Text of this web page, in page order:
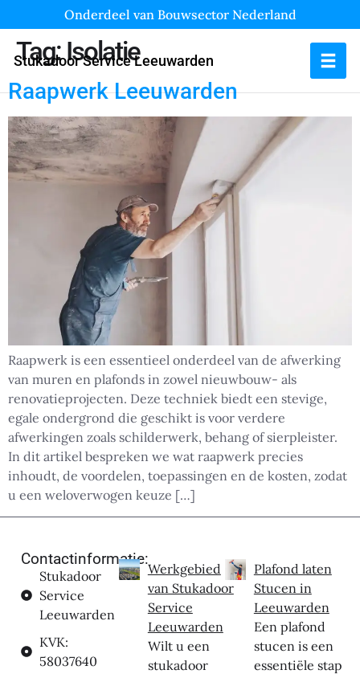
Onderdeel van Bouwsector Nederland
Stukadoor Service Leeuwarden
Tag:Isolatie
Raapwerk Leeuwarden
Raapwerk is een essentieel onderdeel van de afwerking
van muren en plafonds in zowel nieuwbouw- als
renovatieprojecten. Deze techniek biedt een stevige,
egale ondergrond die geschikt is voor verdere
afwerkingen zoals schilderwerk, behang of sierpleister.
In dit artikel bespreken we wat raapwerk precies
inhoudt, de voordelen, toepassingen en de kosten, zodat
u een weloverwogen keuze […]
Contactinformatie:
Stukadoor
Service
Leeuwarden
KVK:
58037640
Werkgebied
van Stukadoor
Service
Leeuwarden
Wilt u een
stukadoor
Plafond laten
Stucen in
Leeuwarden
Een plafond
stucen is een
essentiële stap